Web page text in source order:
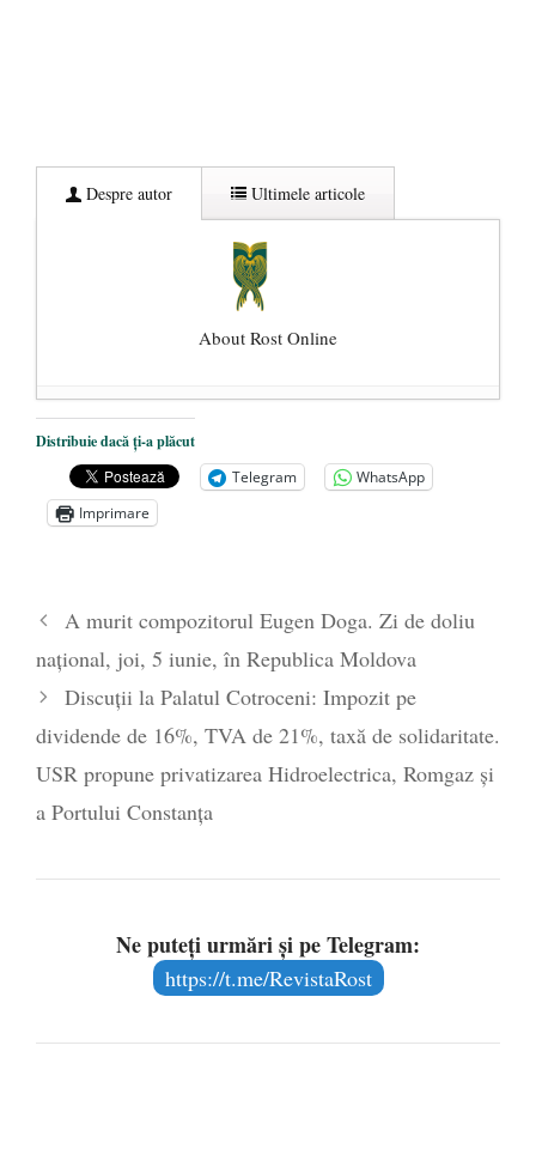
Despre autor Ultimele articole
About Rost Online
Dezvăluiri cutremurătoare despre
președintele Ucrainei, Volodymyr
Zelensky
- 13 mai 2026
Statul care servește Națiunea
poetului Octavian Goga, înlăturat din Iași
- 16 aprilie 2026
Distribuie dacă ți-a plăcut
Telegram
WhatsApp
Imprimare
A murit compozitorul Eugen Doga. Zi de doliu
național, joi, 5 iunie, în Republica Moldova
Discuții la Palatul Cotroceni: Impozit pe
dividende de 16%, TVA de 21%, taxă de solidaritate.
USR propune privatizarea Hidroelectrica, Romgaz și
a Portului Constanța
Ne puteți urmări și pe Telegram:
https://t.me/RevistaRost